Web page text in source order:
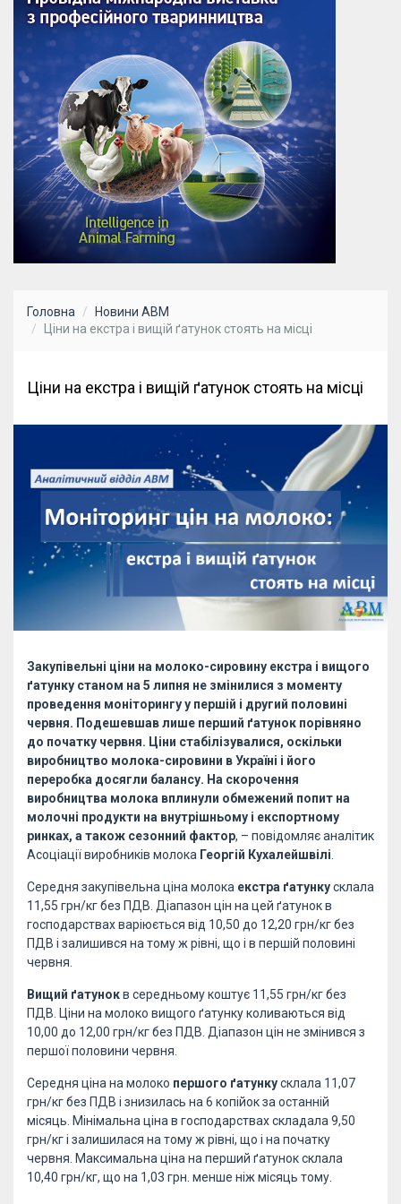
Головна
Новини АВМ
Ціни на екстра і вищій ґатунок стоять на місці
Ціни на екстра і вищій ґатунок стоять на місці
Закупівельні ціни на молоко-сировину екстра і вищого
ґатунку станом на 5 липня не змінилися з моменту
проведення моніторингу у першій і другий половині
червня. Подешевшав лише перший ґатунок порівняно
до початку червня. Ціни стабілізувалися, оскільки
виробництво молока-сировини в Україні і його
переробка досягли балансу. На скорочення
виробництва молока вплинули обмежений попит на
молочні продукти на внутрішньому і експортному
ринках, а також сезонний фактор, – повідомляє аналітик
Асоціації виробників молока Георгій Кухалейшвілі
Середня закупівельна ціна молока екстра ґатункусклала
11,55 грн/кг без ПДВ. Діапазон цін на цей ґатунок в
господарствах варіюється від 10,50 до 12,20 грн/кг без
ПДВ і залишився на тому ж рівні, що і в першій половині
червня.
Вищий ґатунокв середньому коштує 11,55 грн/кг без
ПДВ. Ціни на молоко вищого ґатунку коливаються від
10,00 до 12,00 грн/кг без ПДВ. Діапазон цін не змінився з
першої половини червня.
Середня ціна на молоко першого ґатункусклала 11,07
грн/кг без ПДВ і знизилась на 6 копійок за останній
місяць. Мінімальна ціна в господарствах складала 9,50
грн/кг і залишилася на тому ж рівні, що і на початку
червня. Максимальна ціна на перший ґатунок склала
10,40 грн/кг, що на 1,03 грн. менше ніж місяць тому.